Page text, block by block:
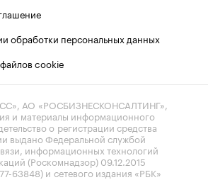
обработки персональных данных
cookie
АО «РОСБИЗНЕСКОНСАЛТИНГ»,
и материалы информационного
о регистрации средства
выдано Федеральной службой
информационных технологий
(Роскомнадзор) 09.12.2015
и сетевого издания «РБК»